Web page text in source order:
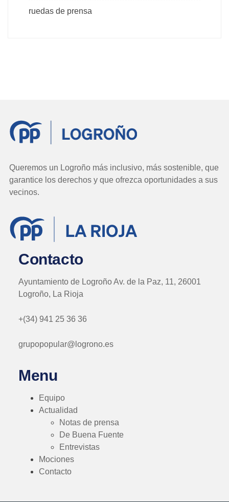
ruedas de prensa
Queremos un Logroño más inclusivo, más sostenible, que
garantice los derechos y que ofrezca oportunidades a sus
vecinos.
Contacto
Ayuntamiento de Logroño Av. de la Paz, 11, 26001
Logroño, La Rioja
+(34) 941 25 36 36
grupopopular@logrono.es
Menu
Equipo
Actualidad
Notas de prensa
De Buena Fuente
Entrevistas
Mociones
Contacto